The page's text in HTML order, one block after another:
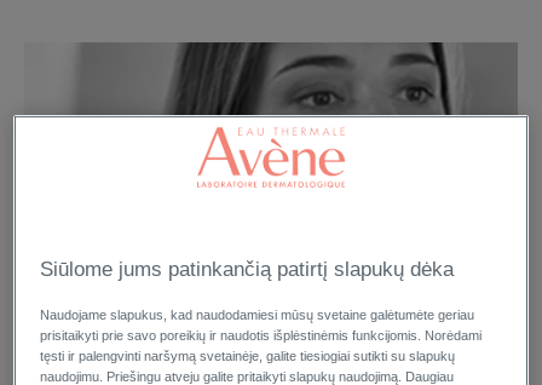
Siūlome jums patinkančią patirtį slapukų dėka
Naudojame slapukus, kad naudodamiesi mūsų svetaine galėtumėte geriau
prisitaikyti prie savo poreikių ir naudotis išplėstinėmis funkcijomis. Norėdami
tęsti ir palengvinti naršymą svetainėje, galite tiesiogiai sutikti su slapukų
naudojimu. Priešingu atveju galite pritaikyti slapukų naudojimą. Daugiau